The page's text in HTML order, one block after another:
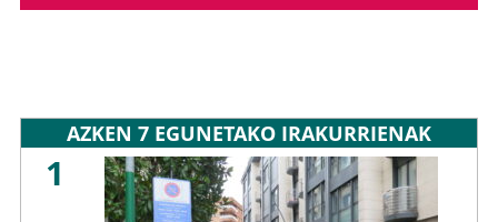
AZKEN 7 EGUNETAKO IRAKURRIENAK
1